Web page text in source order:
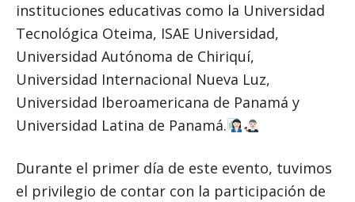
instituciones educativas como la Universidad
Tecnológica Oteima, ISAE Universidad,
Universidad Autónoma de Chiriquí,
Universidad Internacional Nueva Luz,
Universidad Iberoamericana de Panamá y
Universidad Latina de Panamá.
Durante el primer día de este evento, tuvimos
el privilegio de contar con la participación de